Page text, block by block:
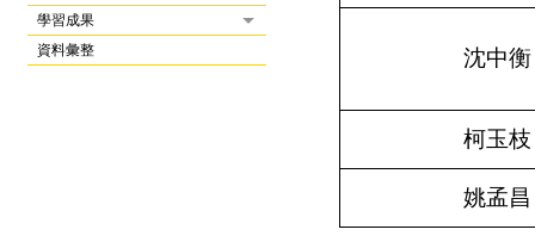
學習成果
資料彙整
沈中衡
柯玉枝
姚孟昌